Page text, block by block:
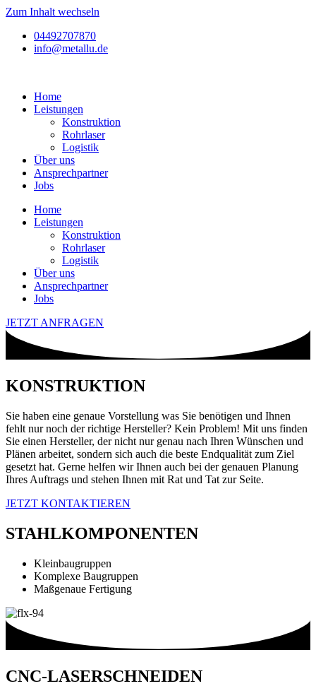
Zum Inhalt wechseln
04492707870
info@metallu.de
Home
Leistungen
Konstruktion
Rohrlaser
Logistik
Über uns
Ansprechpartner
Jobs
Home
Leistungen
Konstruktion
Rohrlaser
Logistik
Über uns
Ansprechpartner
Jobs
JETZT ANFRAGEN
KONSTRUKTION
Sie haben eine genaue Vorstellung was Sie benötigen und Ihnen
fehlt nur noch der richtige Hersteller? Kein Problem! Mit uns finden
Sie einen Hersteller, der nicht nur genau nach Ihren Wünschen und
Plänen arbeitet, sondern sich auch die beste Endqualität zum Ziel
gesetzt hat. Gerne helfen wir Ihnen auch bei der genauen Planung
Ihres Auftrags und stehen Ihnen mit Rat und Tat zur Seite.
JETZT KONTAKTIEREN
STAHLKOMPONENTEN
Kleinbaugruppen
Komplexe Baugruppen
Maßgenaue Fertigung
CNC-LASERSCHNEIDEN